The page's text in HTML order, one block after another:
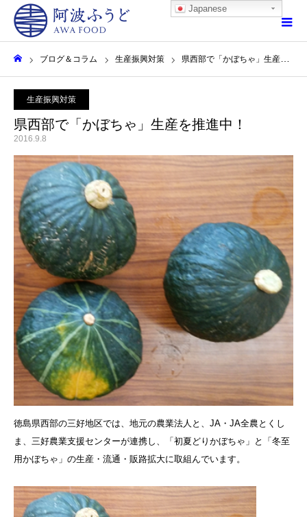
ブログ＆コラム 生産振興対策 県西部で「かぼちゃ」生産を推進中！
生産振興対策
県西部で「かぼちゃ」生産を推進中！
2016.9.8
徳島県西部の三好地区では、地元の農業法人と、JA・JA全農とくし
ま、三好農業支援センターが連携し、「初夏どりかぼちゃ」と「冬至
用かぼちゃ」の生産・流通・販路拡大に取組んでいます。
Japanese